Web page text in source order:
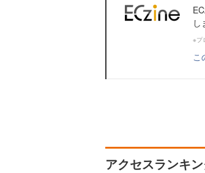
し
※プ
こ
アクセスランキ